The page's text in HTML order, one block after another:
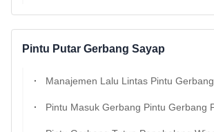
Pintu Putar Gerbang Sayap
Manajemen Lalu Lintas Pintu Gerbang Sayap Akrilik 50/
Pintu Masuk Gerbang Pintu Gerbang Pintu Masuk Saluran